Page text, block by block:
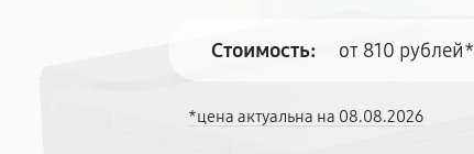
Стоимость: от 810 рублей*
*цена актуальна на 08.08.2026